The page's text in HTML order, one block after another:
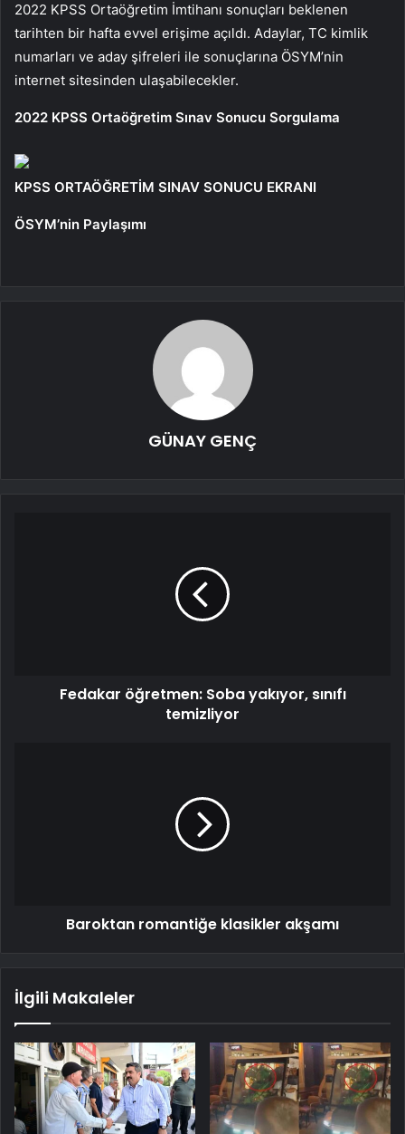
2022 KPSS Ortaöğretim İmtihanı sonuçları beklenen
tarihten bir hafta evvel erişime açıldı. Adaylar, TC kimlik
numarları ve aday şifreleri ile sonuçlarına ÖSYM’nin
internet sitesinden ulaşabilecekler.
2022 KPSS Ortaöğretim Sınav Sonucu Sorgulama
KPSS ORTAÖĞRETİM SINAV SONUCU EKRANI
ÖSYM’nin Paylaşımı
GÜNAY GENÇ
Fedakar öğretmen: Soba yakıyor, sınıfı
temizliyor
Baroktan romantiğe klasikler akşamı
İlgili Makaleler